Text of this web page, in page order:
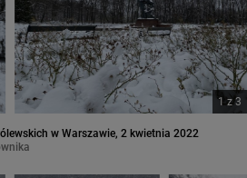
1 z3
w Warszawie, 2 kwietnia 2022